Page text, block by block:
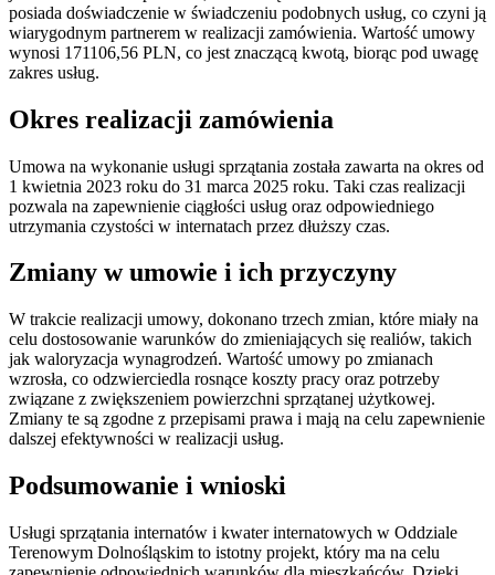
posiada doświadczenie w świadczeniu podobnych usług, co czyni ją
wiarygodnym partnerem w realizacji zamówienia. Wartość umowy
wynosi 171106,56 PLN, co jest znaczącą kwotą, biorąc pod uwagę
zakres usług.
Okres realizacji zamówienia
Umowa na wykonanie usługi sprzątania została zawarta na okres od
1 kwietnia 2023 roku do 31 marca 2025 roku. Taki czas realizacji
pozwala na zapewnienie ciągłości usług oraz odpowiedniego
utrzymania czystości w internatach przez dłuższy czas.
Zmiany w umowie i ich przyczyny
W trakcie realizacji umowy, dokonano trzech zmian, które miały na
celu dostosowanie warunków do zmieniających się realiów, takich
jak waloryzacja wynagrodzeń. Wartość umowy po zmianach
wzrosła, co odzwierciedla rosnące koszty pracy oraz potrzeby
związane z zwiększeniem powierzchni sprzątanej użytkowej.
Zmiany te są zgodne z przepisami prawa i mają na celu zapewnienie
dalszej efektywności w realizacji usług.
Podsumowanie i wnioski
Usługi sprzątania internatów i kwater internatowych w Oddziale
Terenowym Dolnośląskim to istotny projekt, który ma na celu